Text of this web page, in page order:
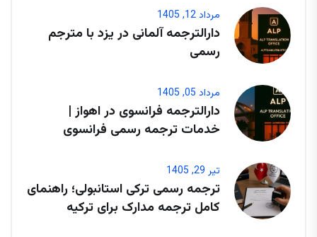
مرداد 12, 1405
دارالترجمه آلمانی در یزد با مترجم
رسمی
مرداد 05, 1405
دارالترجمه فرانسوی در اهواز |
خدمات ترجمه رسمی فرانسوی
تیر 29, 1405
ترجمه رسمی ترکی استانبولی؛ راهنمای
کامل ترجمه مدارک برای ترکیه